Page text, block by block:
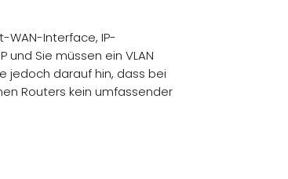
WAN-Interface, IP-
und Sie müssen ein VLAN
jedoch darauf hin, dass bei
Routers kein umfassender